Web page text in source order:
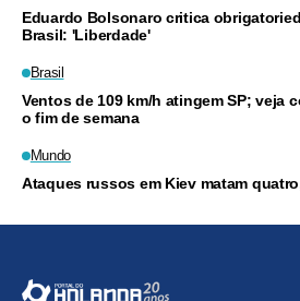
Eduardo Bolsonaro critica
Brasil: 'Liberdade'
Brasil
Ventos de 109 km/h atingem SP; veja
o fim de semana
Mundo
Ataques russos em Kiev matam